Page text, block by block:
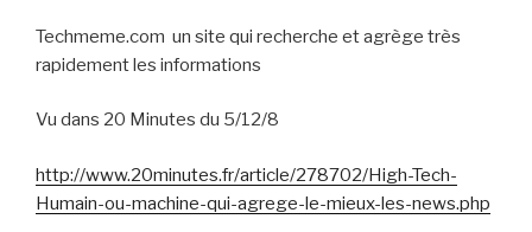
Techmeme.com un site qui recherche et agrège très
rapidement les informations
Vu dans 20 Minutes du 5/12/8
http://www.20minutes.fr/article/278702/High-Tech-
Humain-ou-machine-qui-agrege-le-mieux-les-news.php